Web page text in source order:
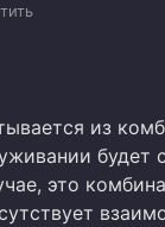
из
будет
это